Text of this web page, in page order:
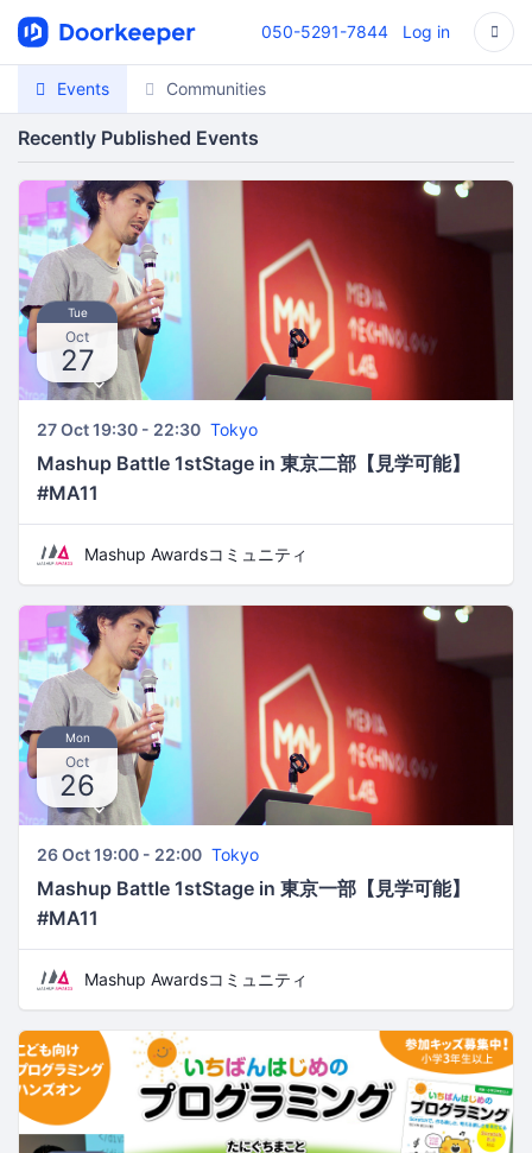
050-5291-7844 Log in
Events Communities
Recently Published Events
Tue
Oct
27
27 Oct 19:30 - 22:30 Tokyo
Mashup Battle 1stStage in 東京二部【見学可能】
#MA11
Mashup Awardsコミュニティ
Mon
Oct
26
26 Oct 19:00 - 22:00 Tokyo
Mashup Battle 1stStage in 東京一部【見学可能】
#MA11
Mashup Awardsコミュニティ